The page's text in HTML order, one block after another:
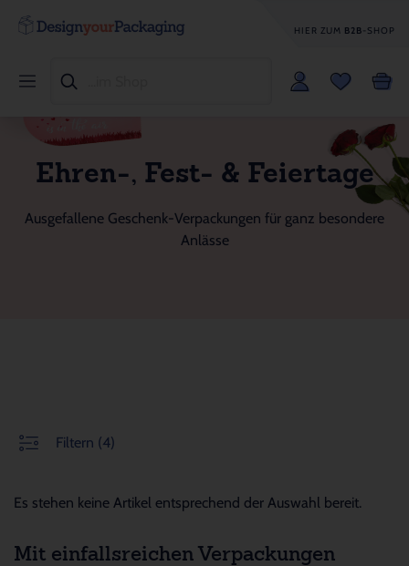
HIER ZUM B2B-SHOP
Ehren-, Fest- & Feiertage
Ausgefallene Geschenk-Verpackungen für ganz besondere
Anlässe
Filtern (4)
Es stehen keine Artikel entsprechend der Auswahl bereit.
Mit einfallsreichen Verpackungen